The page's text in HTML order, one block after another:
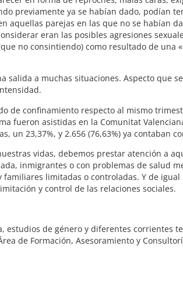
previamente ya se habían dado, podían
parejas en las que no se habían
eran las posibles agresiones
no consintiendo) como resultado de una
a muchas situaciones. Aspecto que
de confinamiento respecto al mismo
fueron asistidas en la Comunitat
un 23,37%, y 2.656 (76,63%) ya contaban
vidas, debemos prestar atención a
inmigrantes o con problemas de salud
limitadas o controladas. Y de
y control de las relaciones sociales.
estudios de género y diferentes corrientes
de Formación, Asesoramiento y